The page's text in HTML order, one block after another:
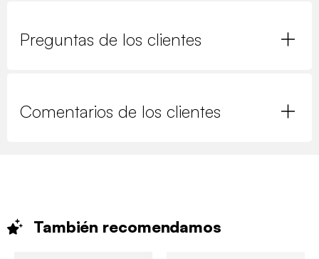
Preguntas de los clientes
Comentarios de los clientes
También recomendamos